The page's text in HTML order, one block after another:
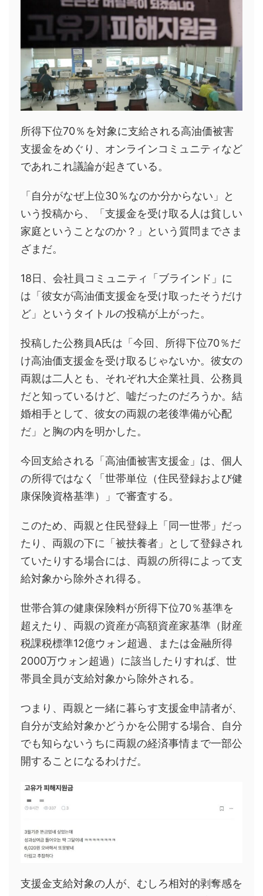
所得下位70％を対象に支給される高油価被害
支援金をめぐり、オンラインコミュニティなど
であれこれ議論が起きている。
「自分がなぜ上位30％なのか分からない」と
いう投稿から、「支援金を受け取る人は貧しい
家庭ということなのか？」という質問までさま
ざまだ。
18日、会社員コミュニティ「ブラインド」に
は「彼女が高油価支援金を受け取ったそうだけ
ど」というタイトルの投稿が上がった。
投稿した公務員A氏は「今回、所得下位70％だ
け高油価支援金を受け取るじゃないか。彼女の
両親は二人とも、それぞれ大企業社員、公務員
だと知っているけど、嘘だったのだろうか。結
婚相手として、彼女の両親の老後準備が心配
だ」と胸の内を明かした。
今回支給される「高油価被害支援金」は、個人
の所得ではなく「世帯単位（住民登録および健
康保険資格基準）」で審査する。
このため、両親と住民登録上「同一世帯」だっ
たり、両親の下に「被扶養者」として登録され
ていたりする場合には、両親の所得によって支
給対象から除外され得る。
世帯合算の健康保険料が所得下位70％基準を
超えたり、両親の資産が高額資産家基準（財産
税課税標準12億ウォン超過、または金融所得
2000万ウォン超過）に該当したりすれば、世
帯員全員が支給対象から除外される。
つまり、両親と一緒に暮らす支援金申請者が、
自分が支給対象かどうかを公開する場合、自分
でも知らないうちに両親の経済事情まで一部公
開することになるわけだ。
支援金支給対象の人が、むしろ相対的剥奪感を